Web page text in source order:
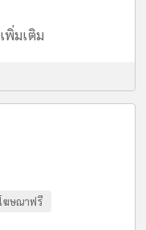
พิ่มเติม
ฆษณาฟรี